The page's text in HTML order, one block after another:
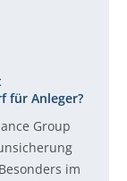
für Anleger?
Group
im